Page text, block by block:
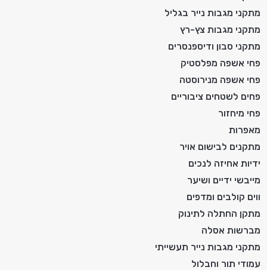
מתקני מגבות נייר בגליל
מתקני מגבות צץ-רץ
מתקני סבון ודיספנסרים
פחי אשפה מפלסטיק
פחי אשפה מנירוסטה
פחים לשטחים ציבוריים
פחי מיחזור
מאפרות
מתקנים לבישום אויר
ידיות אחיזה לנכים
מייבשי ידיים ושיער
ווים קולבים ומדפים
מתקן החתלה לתינוק
מברשות אסלה
מתקני מגבות נייר תעשייתי
עמודי תור וחבלול